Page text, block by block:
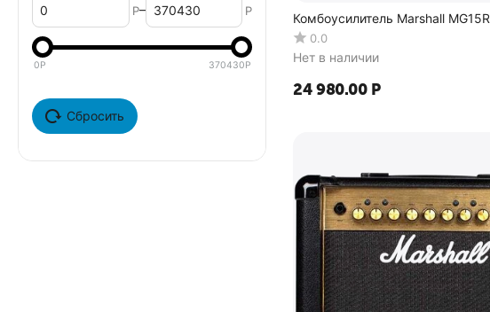
Комбоусилитель Marshall MG15R
0.0
Нет в наличии
24 980.00 Р
Sonos
Р– Р
0Р 370430Р
Сбросить